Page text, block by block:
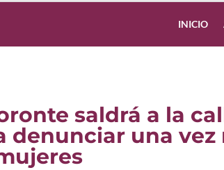
INICIO
saldrá a la
denunciar una